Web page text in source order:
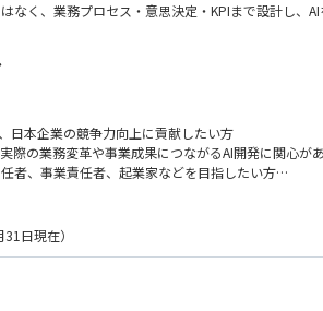
であり、新しいアイデアを形にし、革新的なソリュ
積極的に採用しているため、継続的にスキルを向上
ンがユーザーの日常生活やビジネスに大きな影響を
量権を持って仕事に取り組むことが可能です。
、柔軟な働き方が可能です。（リモートワーク相談可
】
発
ム開発（フロントエンド・バックエンド）
開発
駆使して、フロントサービスや機能を開発
なく、業務プロセス・意思決定・KPIまで設計し、
ダクトの設計・開発
ジックの構造化／モデル化
アルゴリズムの業務適用
ステップ推論の設計・実装
、構造化出力等を活用したAIアプリケーション開
紐づく評価指標の設計
ントと連携した業務要件の整理・技術要件への落とし
象化し、再利用可能なプロダクト資産へ還元する取り
提示実績あり/スキルに応じたRS（譲渡制限付株式）
日本企業の競争力向上に貢献したい方
際の業務変革や事業成果につながるAI開発に関心が
者、事業責任者、起業家などを目指したい方
スがあり、自ら学び、考え、推進できる方
リケーションまたはAPI開発経験
Gemini等）を用いた開発経験
日現在）